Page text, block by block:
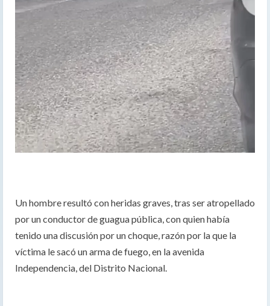
Un hombre resultó con heridas graves, tras ser atropellado
por un conductor de guagua pública, con quien había
tenido una discusión por un choque, razón por la que la
víctima le sacó un arma de fuego, en la avenida
Independencia, del Distrito Nacional.